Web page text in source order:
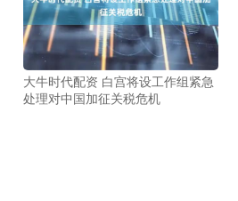
大牛时代配资 白宫将设工作组紧急
处理对中国加征关税危机